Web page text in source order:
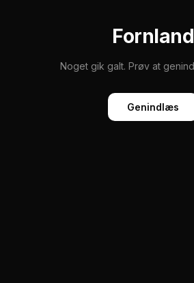
Fornland
Noget gik galt. Prøv at
Genindlæs